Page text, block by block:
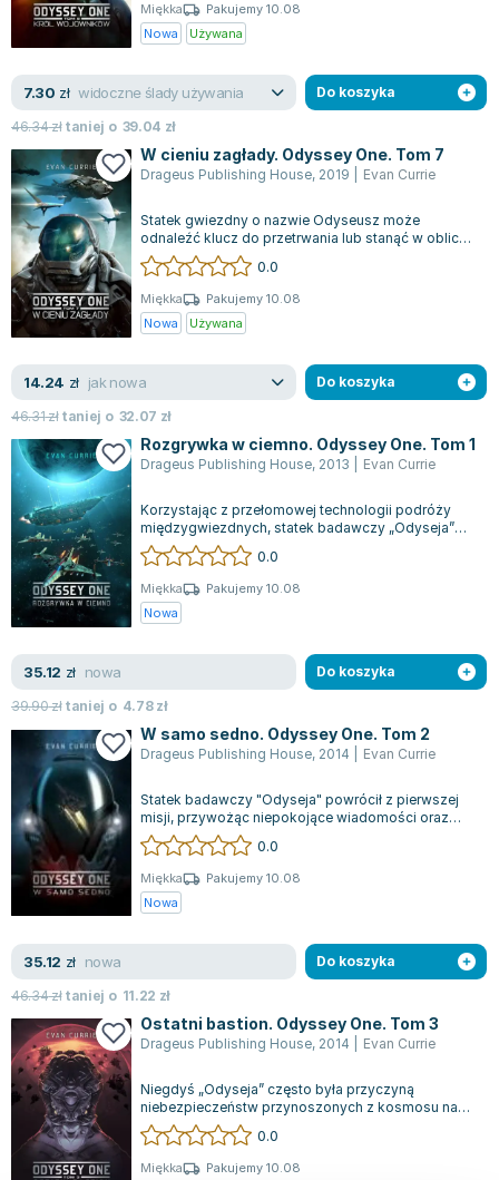
Miękka
Pakujemy 10.08
Nowa
Używana
7.30 zł widoczne ślady używania
46.34złtaniej o 39.04 zł
Do koszyka
W cieniu zagłady. Odyssey One. Tom 7
Drageus Publishing House, 2019 Evan Currie
Statek gwiezdny o nazwie Odyseusz może
odnaleźć klucz do przetrwania lub stanąć w obliczu
nowego, przerażającego zagrożenia. W obl...
0.0
Miękka
Pakujemy 10.08
Nowa
Używana
14.24 zł jak nowa
46.31złtaniej o 32.07 zł
Do koszyka
Rozgrywka w ciemno. Odyssey One. Tom 1
Drageus Publishing House, 2013 Evan Currie
Korzystając z przełomowej technologii podróży
międzygwiezdnych, statek badawczy „Odyseja”
wyrusza w swoją pierwszą misję. Kosmos,...
0.0
Miękka
Pakujemy 10.08
Nowa
35.12 zł nowa
39.90złtaniej o 4.78zł
Do koszyka
W samo sedno. Odyssey One. Tom 2
Drageus Publishing House, 2014 Evan Currie
Statek badawczy "Odyseja" powrócił z pierwszej
misji, przywożąc niepokojące wiadomości oraz
przedstawicieli innej ludzkiej cywiliz...
0.0
Miękka
Pakujemy 10.08
Nowa
35.12 zł nowa
46.34złtaniej o 11.22 zł
Do koszyka
Ostatni bastion. Odyssey One. Tom 3
Drageus Publishing House, 2014 Evan Currie
Niegdyś „Odyseja” często była przyczyną
niebezpieczeństw przynoszonych z kosmosu na
Ziemię. Tym razem jednak, to statek Bloku Wsch...
0.0
Miękka
Pakujemy 10.08